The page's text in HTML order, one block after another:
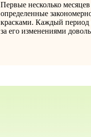
Первые несколько
определенные
красками. Каждый период
за его изменениями